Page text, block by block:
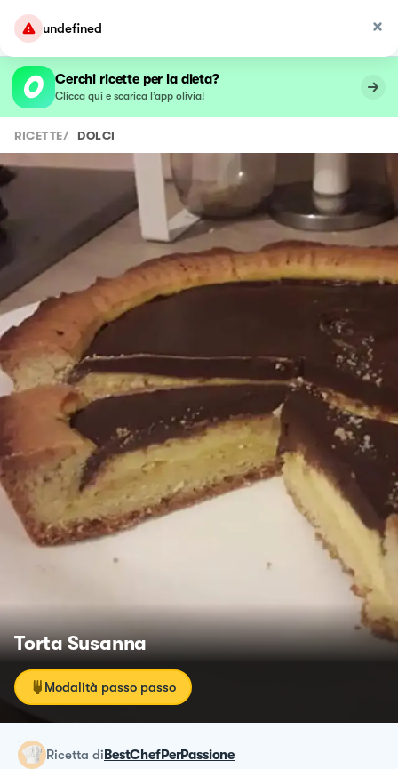
undefined
Cerchi ricette per la dieta?
Clicca qui e scarica l’app olivia!
RICETTE/ DOLCI
Torta Susanna
Modalità passo passo
ricetta diBestChefPerPassione